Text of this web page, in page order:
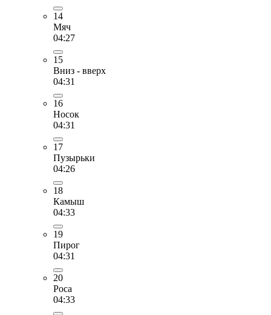
14
Мяч
04:27
15
Вниз - вверх
04:31
16
Носок
04:31
17
Пузырьки
04:26
18
Камыш
04:33
19
Пирог
04:31
20
Роса
04:33